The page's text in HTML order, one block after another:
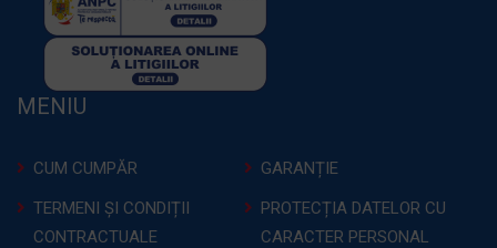
MENIU
CUM CUMPĂR
GARANȚIE
TERMENI ȘI CONDIȚII
CONTRACTUALE
PROTECȚIA DATELOR CU
CARACTER PERSONAL